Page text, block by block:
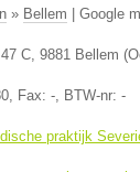
» Bellem Google
C, 9881 Bellem (
, Fax: -, BTW-nr: -
praktijk